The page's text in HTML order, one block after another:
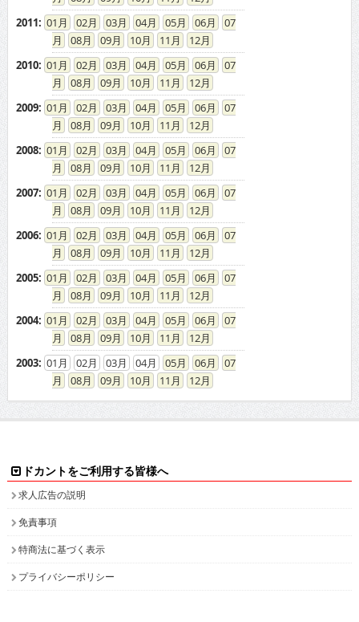
2011: 01 02 03 04 05 06
07
08
09 10 11
12
2010: 01 02 03 04 05 06
07
08
09 10 11
12
2009: 01 02 03 04 05 06
07
08
09 10 11
12
2008: 01 02 03 04 05 06
07
08
09 10 11
12
2007: 01 02 03 04 05 06
07
08
09 10 11
12
2006: 01 02 03 04 05 06
07
08
09 10 11
12
2005: 01 02 03 04 05 06
07
08
09 10 11
12
2004: 01 02 03 04 05 06
07
08
09 10 11
12
2003: 01 02 03 04 05 06
07
08
09 10 11 12
ドカントをご利用する皆様へ
求人広告の説明
免責事項
特商法に基づく表示
プライバシーポリシー